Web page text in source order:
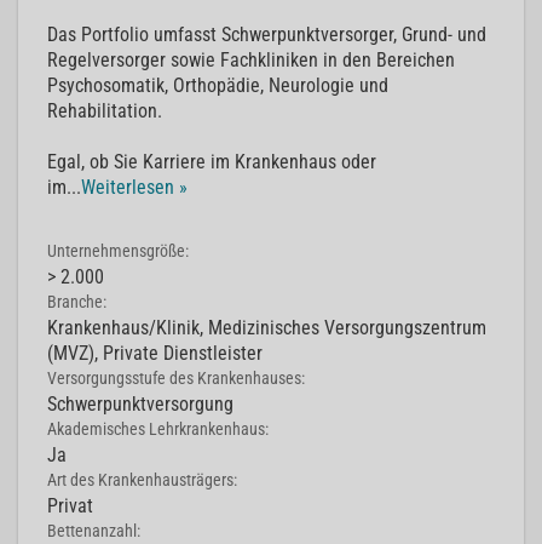
Das Portfolio umfasst Schwerpunktversorger, Grund- und
Regelversorger sowie Fachkliniken in den Bereichen
Psychosomatik, Orthopädie, Neurologie und
Rehabilitation.
Egal, ob Sie Karriere im Krankenhaus oder
im...Weiterlesen »
Unternehmensgröße:
> 2.000
Branche:
Krankenhaus/Klinik, Medizinisches Versorgungszentrum
(MVZ), Private Dienstleister
Versorgungsstufe des Krankenhauses:
Schwerpunktversorgung
Akademisches Lehrkrankenhaus:
Ja
Art des Krankenhausträgers:
Privat
Bettenanzahl: